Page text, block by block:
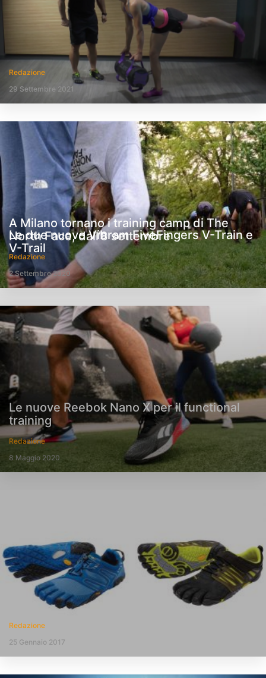
Redazione
29 Settembre 2021
A Milano tornano i training camp di The
North Face, dall’8 settembre
Redazione
2 Settembre 2020
Le nuove Reebok Nano X per il functional
training
Redazione
8 Maggio 2020
Le due nuove Vibram FiveFingers V-Train e
V-Trail
Redazione
25 Gennaio 2017